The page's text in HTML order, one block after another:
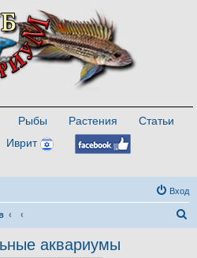
Рыбы Растения
Статьи
Иврит
Вход
аквариумы